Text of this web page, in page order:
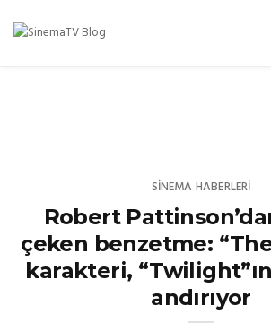
SINEMA HABERLERI
Robert
çeken benzetme:
karakteri, “Twilight”ın
andırıyor